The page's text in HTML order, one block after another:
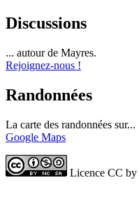
Discussions
... autour de Mayres.
Rejoignez-nous !
Randonnées
La carte des randonnées sur...
Google Maps
Licence CC by